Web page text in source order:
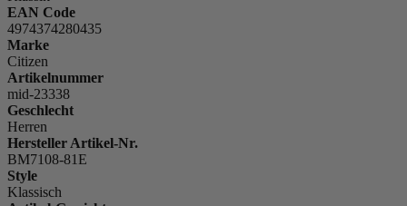
EAN Code
4974374280435
Marke
Citizen
Artikelnummer
mid-23338
Geschlecht
Herren
Hersteller Artikel-Nr.
BM7108-81E
Style
Klassisch